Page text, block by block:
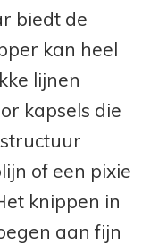
biedt de
kan heel
lijnen
kapsels die
of een pixie
knippen in
aan fijn